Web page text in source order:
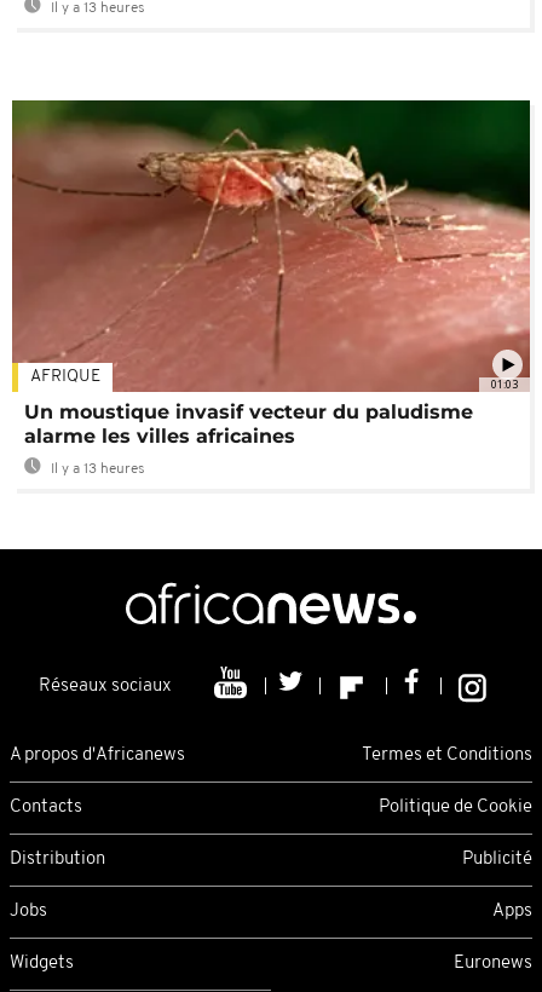
Il y a 13 heures
01:03
AFRIQUE
Un moustique invasif vecteur du paludisme
alarme les villes africaines
Il y a 13 heures
Réseaux sociaux
A propos d'Africanews Termes et Conditions
Contacts Politique de Cookie
Distribution Publicité
Jobs Apps
Widgets Euronews